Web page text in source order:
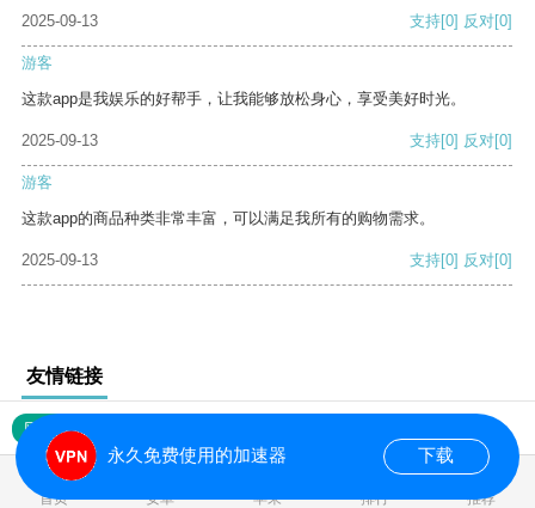
2025-09-13 支持[0] 反对[0]
游客
这款app是我娱乐的好帮手，让我能够放松身心，享受美好时光。
2025-09-13 支持[0] 反对[0]
游客
这款app的商品种类非常丰富，可以满足我所有的购物需求。
2025-09-13 支持[0] 反对[0]
友情链接
网站地图
首页 安卓 苹果 排行 推荐
永久免费使用的加速器 下载
0.019057s